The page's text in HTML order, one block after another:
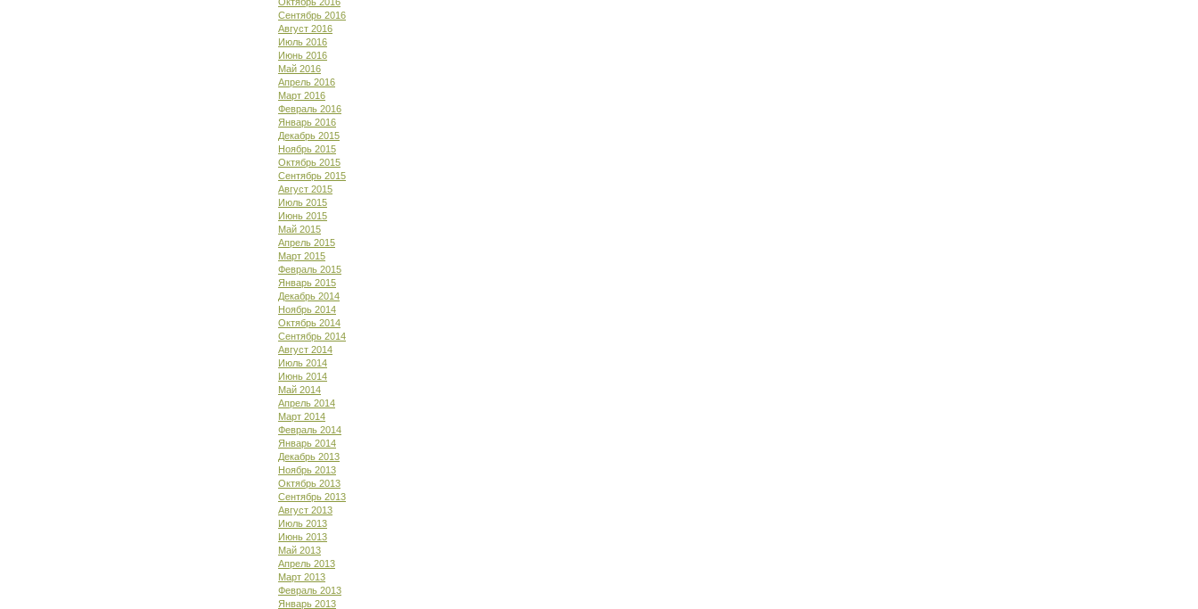
Сентябрь 2016
Август 2016
Июль 2016
Июнь 2016
Май 2016
Апрель 2016
Март 2016
Февраль 2016
Январь 2016
Декабрь 2015
Ноябрь 2015
Октябрь 2015
Сентябрь 2015
Август 2015
Июль 2015
Июнь 2015
Май 2015
Апрель 2015
Март 2015
Февраль 2015
Январь 2015
Декабрь 2014
Ноябрь 2014
Октябрь 2014
Сентябрь 2014
Август 2014
Июль 2014
Июнь 2014
Май 2014
Апрель 2014
Март 2014
Февраль 2014
Январь 2014
Декабрь 2013
Ноябрь 2013
Октябрь 2013
Сентябрь 2013
Август 2013
Июль 2013
Июнь 2013
Май 2013
Апрель 2013
Март 2013
Февраль 2013
Январь 2013